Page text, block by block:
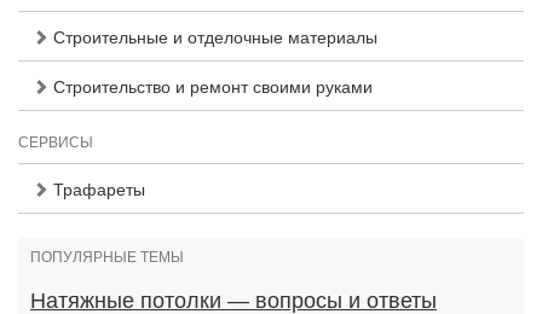
Строительные и отделочные материалы
Строительство и ремонт своими руками
СЕРВИСЫ
Трафареты
ПОПУЛЯРНЫЕ ТЕМЫ
Натяжные потолки — вопросы и ответы